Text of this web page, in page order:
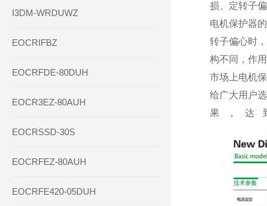
I3DM-WRDUWZ
EOCRIFBZ
EOCRFDE-80DUH
EOCR3EZ-80AUH
EOCRSSD-30S
EOCRFEZ-80AUH
EOCRFE420-05DUH
损、定转子
电机保护器
转子偏心时
构不同，作
市场上电机
给广大用户
果，达